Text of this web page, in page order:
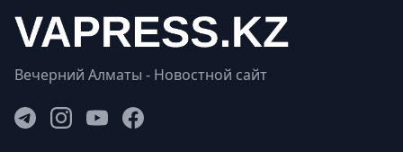
Вечерний Алматы - Новостной сайт